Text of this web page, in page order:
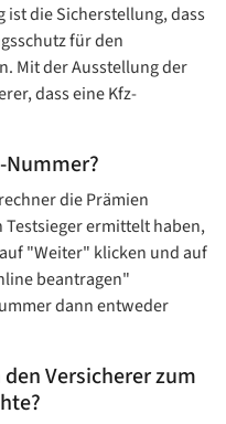
ist die Sicherstellung, dass
für den
Mit der Ausstellung der
dass eine Kfz-
Nummer?
die Prämien
ermittelt haben,
"Weiter" klicken und auf
beantragen"
dann entweder
Versicherer zum